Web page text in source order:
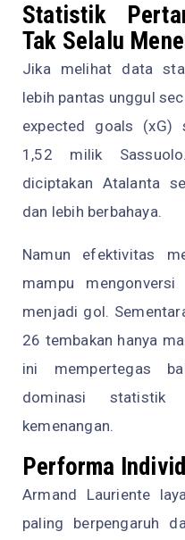
Statistik
Tak Selalu
Jika melihat data
lebih pantas unggul
expected goals (xG)
1,52 milik
diciptakan Atalanta
dan lebih berbahaya.
Namun efektivitas
mampu
menjadi gol.
26 tembakan hanya
ini mempertegas
dominasi statistik
kemenangan.
Performa
Armand Lauriente
paling berpengaruh